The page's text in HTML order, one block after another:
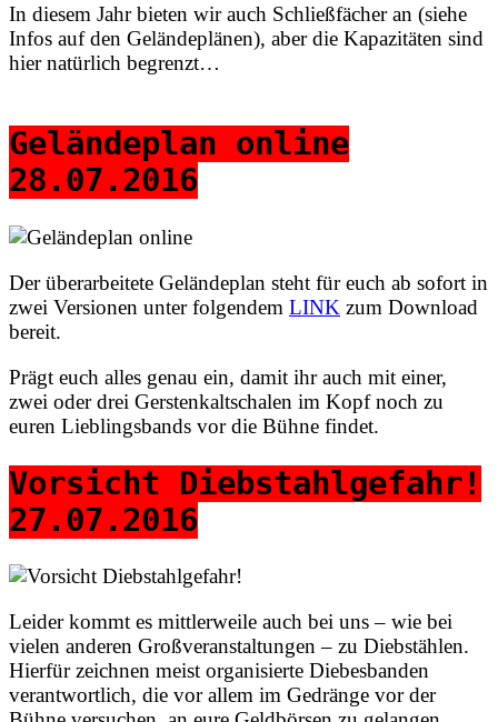
In diesem Jahr bieten wir auch Schließfächer an (siehe
Infos auf den Geländeplänen), aber die Kapazitäten sind
hier natürlich begrenzt…
Geländeplan online
28.07.2016
Der überarbeitete Geländeplan steht für euch ab sofort in
zwei Versionen unter folgendem LINK zum Download
bereit.
Prägt euch alles genau ein, damit ihr auch mit einer,
zwei oder drei Gerstenkaltschalen im Kopf noch zu
euren Lieblingsbands vor die Bühne findet.
Vorsicht Diebstahlgefahr!
27.07.2016
Leider kommt es mittlerweile auch bei uns – wie bei
vielen anderen Großveranstaltungen – zu Diebstählen.
Hierfür zeichnen meist organisierte Diebesbanden
verantwortlich, die vor allem im Gedränge vor der